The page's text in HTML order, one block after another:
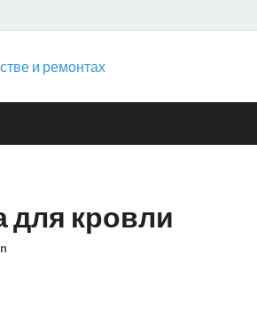
Всё о
для кровли